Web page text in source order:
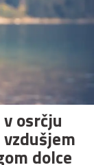
osrčju
dolce